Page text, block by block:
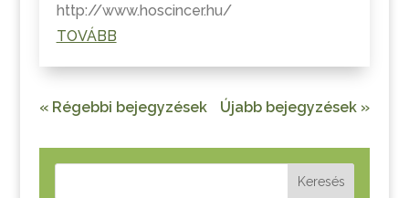
http://www.hoscincer.hu/
TOVÁBB
« Régebbi bejegyzések Újabb bejegyzések »
Keresés